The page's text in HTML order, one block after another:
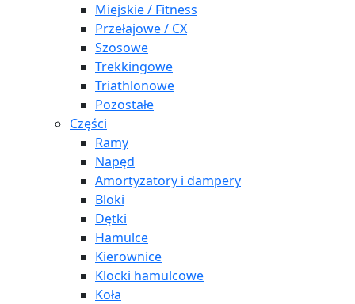
Miejskie / Fitness
Przełajowe / CX
Szosowe
Trekkingowe
Triathlonowe
Pozostałe
Części
Ramy
Napęd
Amortyzatory i dampery
Bloki
Dętki
Hamulce
Kierownice
Klocki hamulcowe
Koła